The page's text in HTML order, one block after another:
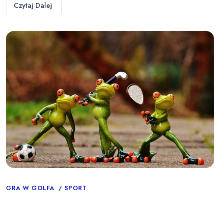
Czytaj Dalej
Categories
GRA W GOLFA SPORT